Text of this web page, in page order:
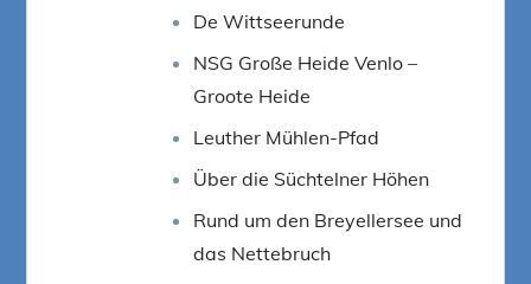
De Wittseerunde
NSG Große Heide Venlo –
Groote Heide
Leuther Mühlen-Pfad
Über die Süchtelner Höhen
Rund um den Breyellersee und
das Nettebruch